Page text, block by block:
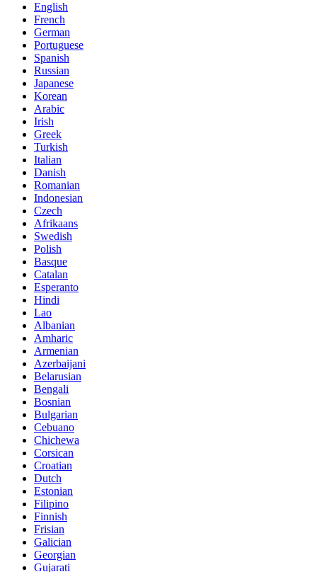
English
French
German
Portuguese
Spanish
Russian
Japanese
Korean
Arabic
Irish
Greek
Turkish
Italian
Danish
Romanian
Indonesian
Czech
Afrikaans
Swedish
Polish
Basque
Catalan
Esperanto
Hindi
Lao
Albanian
Amharic
Armenian
Azerbaijani
Belarusian
Bengali
Bosnian
Bulgarian
Cebuano
Chichewa
Corsican
Croatian
Dutch
Estonian
Filipino
Finnish
Frisian
Galician
Georgian
Gujarati